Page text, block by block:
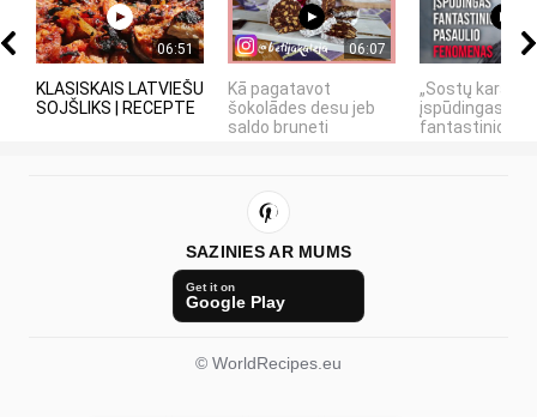
06:51
KLASISKAIS LATVIEŠU
SOJŠLIKS | RECEPTE
06:07
Kā pagatavot
šokolādes desu jeb
saldo bruneti
„Sostų karai" -
įspūdingas
fantastinio
SAZINIES AR MUMS
Get it on
Google Play
© WorldRecipes.eu